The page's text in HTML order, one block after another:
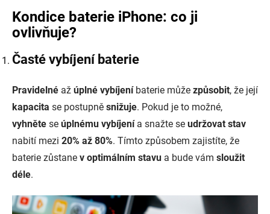
Kondice baterie iPhone: co ji
ovlivňuje?
Časté vybíjení baterie
Pravidelné až úplné vybíjeníbaterie může způsobit, že její
kapacita se postupně snižuje. Pokud je to možné,
vyhněte se úplnému vybíjenía snažte se udržovat stav
nabití mezi 20% až 80%. Tímto způsobem zajistíte, že
baterie zůstane v optimálním stavu a bude vám sloužit
déle.